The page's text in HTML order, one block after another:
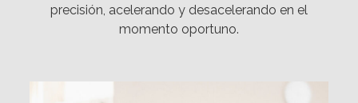
precisión, acelerando y desacelerando en el
momento oportuno.